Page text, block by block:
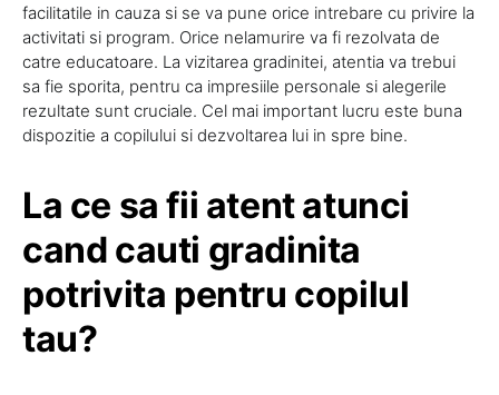
facilitatile in cauza si se va pune orice intrebare cu privire la
activitati si program. Orice nelamurire va fi rezolvata de
catre educatoare. La vizitarea gradinitei, atentia va trebui
sa fie sporita, pentru ca impresiile personale si alegerile
rezultate sunt cruciale. Cel mai important lucru este buna
dispozitie a copilului si dezvoltarea lui in spre bine.
La ce sa fii atent atunci
cand cauti gradinita
potrivita pentru copilul
tau?